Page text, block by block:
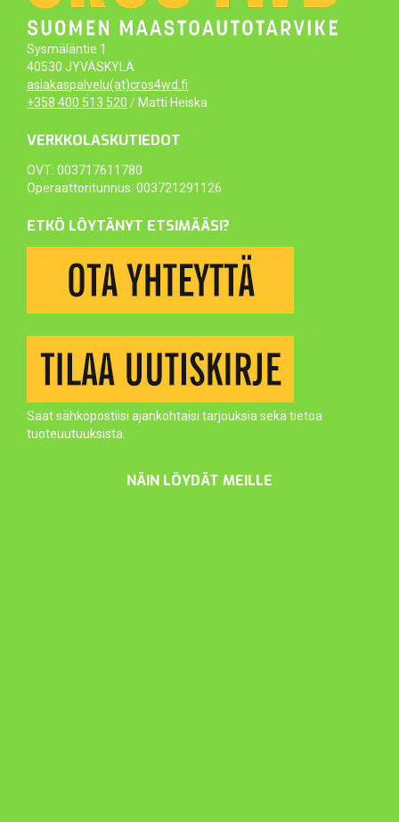
Sysmäläntie 1
40530 JYVÄSKYLÄ
asiakaspalvelu(at)cros4wd.fi
+358 400 513 520 / Matti Heiska
VERKKOLASKUTIEDOT
OVT: 003717611780
Operaattoritunnus: 003721291126
ETKÖ LÖYTÄNYT ETSIMÄÄSI?
Saat sähköpostiisi ajankohtaisi tarjouksia sekä tietoa
tuoteuutuuksista.
NÄIN LÖYDÄT MEILLE